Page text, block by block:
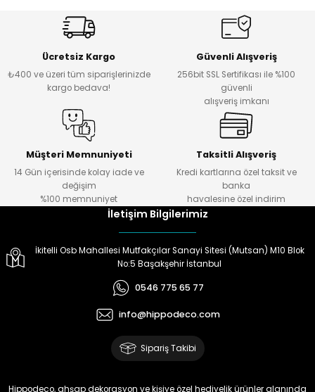
Ücretsiz Kargo
₺400 ve üzeri tüm siparişlerinizde
kargo bedava!
Güvenli Alışveriş
256bit SSL Sertifikası ile %100
güvenli
alışveriş imkanı
Müşteri Memnuniyeti
14 Gün içerisinde kolay iade ve
değişim
%100 memnuniyet
Taksitli Alışveriş
Kredi kartlarına özel taksit ve
banka
havalesine özel indirim
İletişim Bilgilerimiz
İkitelli Osb Mahallesi Mutfakçılar Sanayi Sitesi (Mutsan) M10 Blok
No:5 Başakşehir İstanbul
0546 775 65 77
info@hippodeco.com
Sipariş Takibi
Hippodeco, ahşap dekorasyon ve kişiye özel hediyelik ürünler alanında